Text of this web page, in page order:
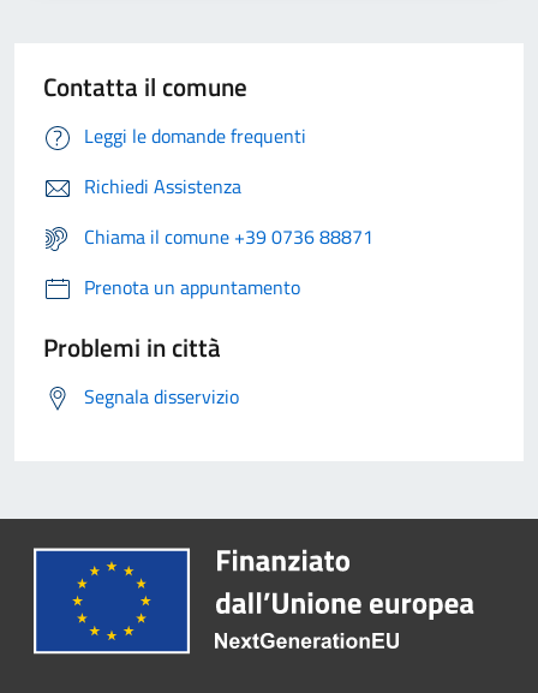
Contatta il comune
Leggi le domande frequenti
Richiedi Assistenza
Chiama il comune +39 0736 88871
Prenota un appuntamento
Problemi in città
Segnala disservizio